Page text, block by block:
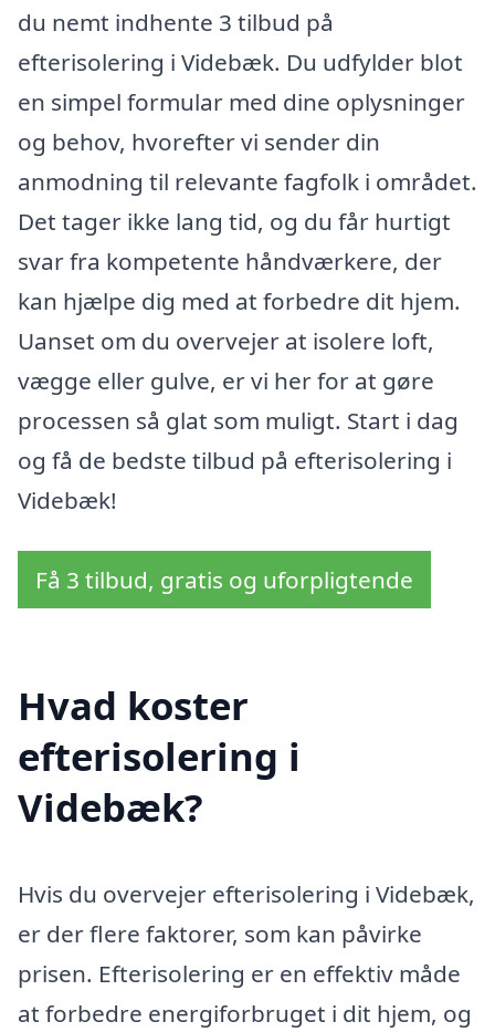
du nemt indhente 3 tilbud på
efterisolering i Videbæk. Du udfylder blot
en simpel formular med dine oplysninger
og behov, hvorefter vi sender din
anmodning til relevante fagfolk i området.
Det tager ikke lang tid, og du får hurtigt
svar fra kompetente håndværkere, der
kan hjælpe dig med at forbedre dit hjem.
Uanset om du overvejer at isolere loft,
vægge eller gulve, er vi her for at gøre
processen så glat som muligt. Start i dag
og få de bedste tilbud på efterisolering i
Videbæk!
Få 3 tilbud, gratis og uforpligtende
Hvad koster
efterisolering i
Videbæk?
Hvis du overvejer efterisolering i Videbæk,
er der flere faktorer, som kan påvirke
prisen. Efterisolering er en effektiv måde
at forbedre energiforbruget i dit hjem, og